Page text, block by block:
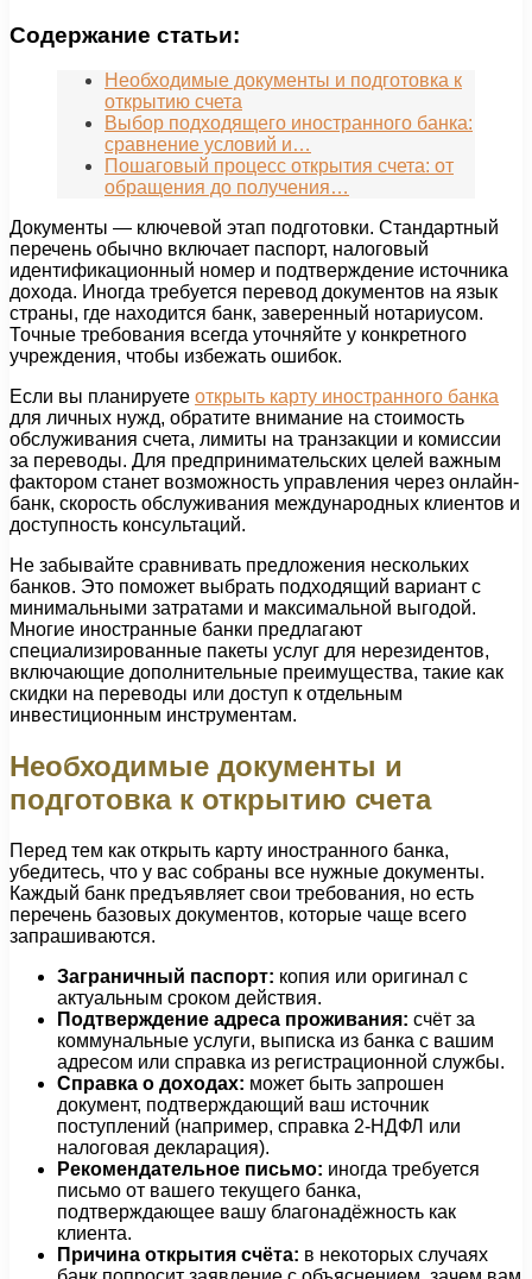
Содержание статьи:
Необходимые документы и подготовка к
открытию счета
Выбор подходящего иностранного банка:
сравнение условий и…
Пошаговый процесс открытия счета: от
обращения до получения…
Документы — ключевой этап подготовки. Стандартный
перечень обычно включает паспорт, налоговый
идентификационный номер и подтверждение источника
дохода. Иногда требуется перевод документов на язык
страны, где находится банк, заверенный нотариусом.
Точные требования всегда уточняйте у конкретного
учреждения, чтобы избежать ошибок.
Если вы планируете открыть карту иностранного банка
для личных нужд, обратите внимание на стоимость
обслуживания счета, лимиты на транзакции и комиссии
за переводы. Для предпринимательских целей важным
фактором станет возможность управления через онлайн-
банк, скорость обслуживания международных клиентов и
доступность консультаций.
Не забывайте сравнивать предложения нескольких
банков. Это поможет выбрать подходящий вариант с
минимальными затратами и максимальной выгодой.
Многие иностранные банки предлагают
специализированные пакеты услуг для нерезидентов,
включающие дополнительные преимущества, такие как
скидки на переводы или доступ к отдельным
инвестиционным инструментам.
Необходимые документы и
подготовка к открытию счета
Перед тем как открыть карту иностранного банка,
убедитесь, что у вас собраны все нужные документы.
Каждый банк предъявляет свои требования, но есть
перечень базовых документов, которые чаще всего
запрашиваются.
Заграничный паспорт: копия или оригинал с
актуальным сроком действия.
Подтверждение адреса проживания: счёт за
коммунальные услуги, выписка из банка с вашим
адресом или справка из регистрационной службы.
Справка о доходах: может быть запрошен
документ, подтверждающий ваш источник
поступлений (например, справка 2-НДФЛ или
налоговая декларация).
Рекомендательное письмо: иногда требуется
письмо от вашего текущего банка,
подтверждающее вашу благонадёжность как
клиента.
Причина открытия счёта: в некоторых случаях